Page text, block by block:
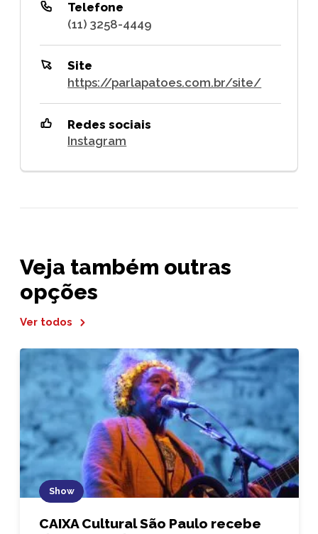
Telefone
(11) 3258-4449
Site
https://parlapatoes.com.br/site/
Redes sociais
Instagram
Veja também outras
opções
Ver todos
Show
CAIXA Cultural São Paulo recebe